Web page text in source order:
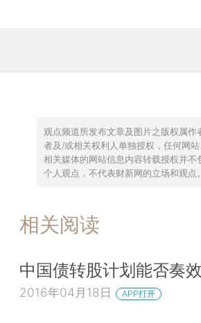
观点频道所发布文章及图片之版权属
者及/或相关权利人单独授权，任何网
相关媒体的网站信息内容转载授权并
个人观点，不代表财新网的立场和观点。
相关阅读
中国债转股计划能否奏效
2016年04月18日 APP打开